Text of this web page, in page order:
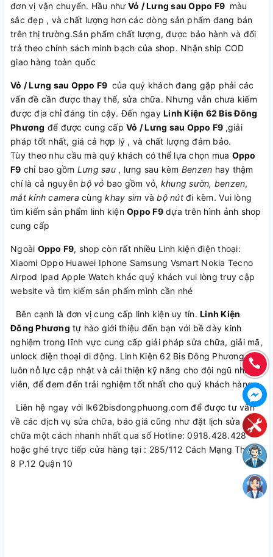
đơn vị vận chuyển. Hầu như Vỏ / Lưng sau Oppo F9 màu
sắc đẹp , và chất lượng hơn các dòng sản phẩm đang bán
trên thị trường.Sản phẩm chất lượng, được bảo hành và đổi
trả theo chính sách minh bạch của shop. Nhận ship COD
giao hàng toàn quốc
Vỏ / Lưng sau Oppo F9 của quý khách đang gặp phải các
vấn đề cần được thay thế, sửa chữa. Nhưng vẫn chưa kiếm
được địa chỉ đáng tin cậy. Đến ngay Linh Kiện 62 Bis Đông
Phương để được cung cấp Vỏ / Lưng sau Oppo F9 ,giải
pháp tốt nhất, giá cả hợp lý , và chất lượng đảm bảo.
Tùy theo nhu cầu mà quý khách có thể lựa chọn mua Oppo
F9 chỉ bao gồm Lưng sau , lưng sau kèm Benzen hay thậm
chí là cả nguyênbộ vỏ bao gồm vỏ, khung sườn, benzen,
mắt kính camera cùngkhay sim vàbộ nútđi kèm. Vui lòng
tìm kiếm sản phẩm linh kiện Oppo F9dựa trên hình ảnh shop
cung cấp
Ngoài Oppo F9, shop còn rất nhiều Linh kiện điện thoại:
Xiaomi Oppo Huawei Iphone Samsung Vsmart Nokia Tecno
Airpod Ipad Apple Watch khác quý khách vui lòng truy cập
website và tìm kiếm sản phẩm mình cần nhé
Bên cạnh là đơn vị cung cấp linh kiện uy tín. Linh Kiện
Đông Phương tự hào giới thiệu đến bạn với bề dày kinh
nghiệm trong lĩnh vực cung cấp giải pháp sửa chữa, giải mã,
unlock điện thoại di động. Linh Kiện 62 Bis Đông Phương
luôn nỗ lực cập nhật và cải thiện kỹ năng cho đội ngũ nhân
viên, để đem đến trải nghiệm tốt nhất cho quý khách hàng.
Liên hệ ngay với lk62bisdongphuong.com để được tư vấn
về các dịch vụ sửa chữa, báo giá cũng như đặt lịch sửa
chữa một cách nhanh nhất qua số Hotline: 0918.428.428
hoặc ghé trực tiếp cửa hàng tại : 285/112 Cách Mạng Tháng
8 P.12 Quận 10